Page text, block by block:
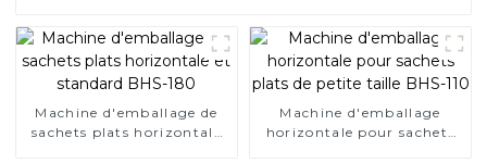
Machine d'emballage de
sachets plats horizontale
Machine d'emballage
horizontale pour sachets